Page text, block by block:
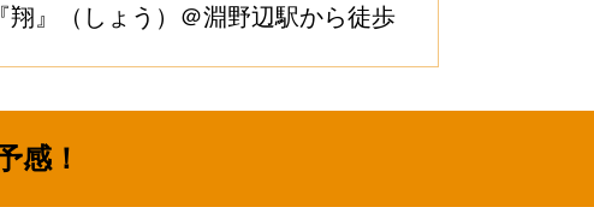
『翔』（しょう）＠淵野辺駅から徒歩
感！